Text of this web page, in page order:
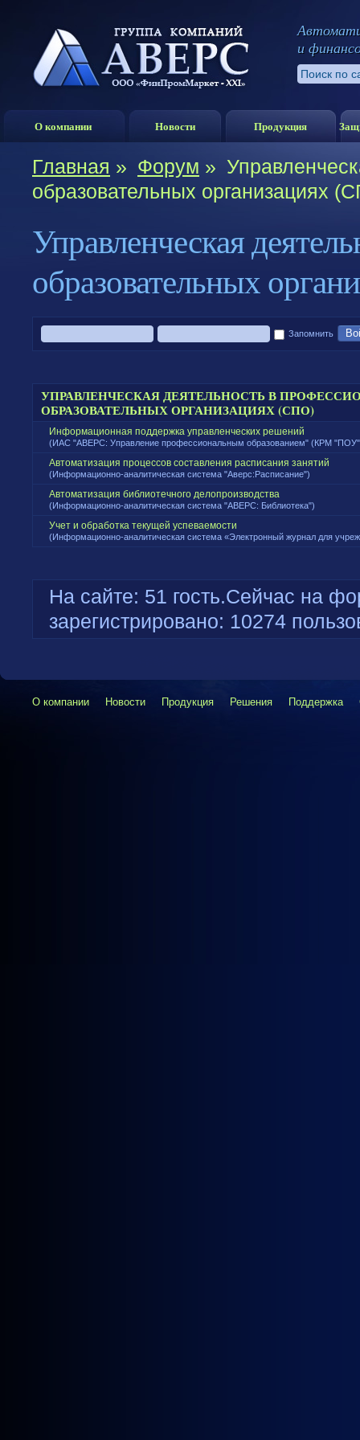
и
О компании Новости Продукция
Главная » Форум »
образовательных организациях
Управленческая
образовательных
Запомнить
УПРАВЛЕНЧЕСКАЯ ДЕЯТЕЛЬНОСТЬ В
ОБРАЗОВАТЕЛЬНЫХ ОРГАНИЗАЦИЯХ (СПО)
Информационная поддержка управленческих решений
(ИАС "АВЕРС: Управление профессиональным образованием" (КРМ
Автоматизация процессов составления расписания занятий
(Информационно-аналитическая система "Аверс:Расписание")
Автоматизация библиотечного делопроизводства
(Информационно-аналитическая система "АВЕРС: Библиотека")
Учет и обработка текущей успеваемости
(Информационно-аналитическая система «Электронный журнал для
На сайте: 51 гость.Сейчас на
зарегистрировано: 10274
О компании Новости Продукция Решения Поддержка